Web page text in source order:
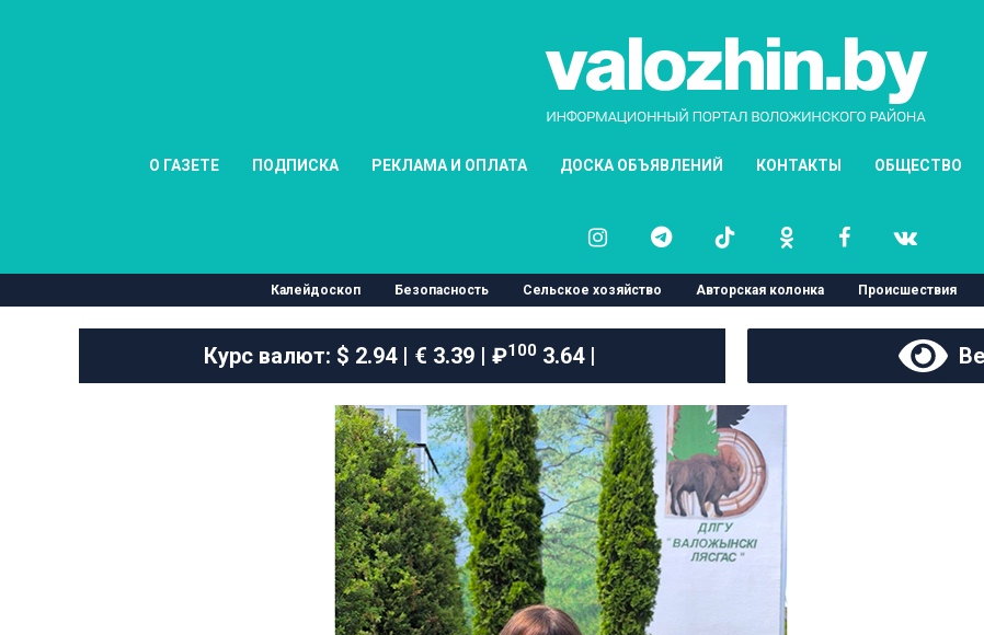
О ГАЗЕТЕ ПОДПИСКА РЕКЛАМА И ОПЛАТА ДОСКА ОБЪЯВЛЕНИЙ КОНТАКТЫ ОБЩЕСТВО
Калейдоскоп Безопасность Сельское хозяйство Авторская колонка Происшествия
Курс валют: $ 2.94 | € 3.39 | ₽1003.64 |